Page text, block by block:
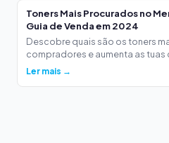
Toners Mais Procurados no
Guia de Venda em 2024
Descobre quais são os toners
compradores e aumenta as tuas
Ler mais →